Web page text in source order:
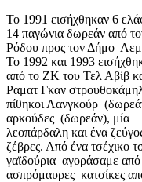
Το 1991 εισήχθηκαν 6
14 παγώνια δωρεάν από
Ρόδου προς τον Δήμο
Το 1992 και 1993
από το ΖΚ του Τελ Αβίβ
Ραματ Γκαν
πίθηκοι Λανγκούρ
αρκούδες (δωρεάν), μία
λεοπάρδαλη και ένα
ζέβρες. Από ένα τσέχικο
γαϊδούρια αγοράσαμε
ασπρόμαυρες κατσίκες